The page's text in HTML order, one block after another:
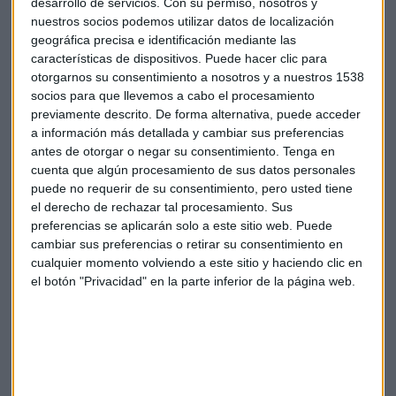
nuestros socios podemos utilizar datos de localización
geográfica precisa e identificación mediante las
características de dispositivos. Puede hacer clic para
otorgarnos su consentimiento a nosotros y a nuestros 1538
socios para que llevemos a cabo el procesamiento
previamente descrito. De forma alternativa, puede acceder
a información más detallada y cambiar sus preferencias
antes de otorgar o negar su consentimiento. Tenga en
cuenta que algún procesamiento de sus datos personales
puede no requerir de su consentimiento, pero usted tiene
el derecho de rechazar tal procesamiento. Sus
preferencias se aplicarán solo a este sitio web. Puede
cambiar sus preferencias o retirar su consentimiento en
cualquier momento volviendo a este sitio y haciendo clic en
el botón "Privacidad" en la parte inferior de la página web.
En lo que llevamos de 2015, el Banco Central de China ha
bajado en tres ocasiones los tipos de interés para
contrarrestar el menor vigor económico del país.
(FOTOGRAFÍA: Jonathan Kos-Read, www.flickr.com)
Lunes negro Bolsa china